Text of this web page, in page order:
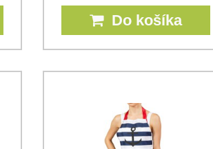
Do košíka